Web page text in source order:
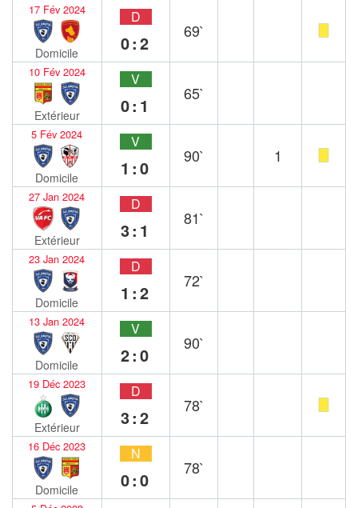
17 Fév 2024
Domicile
D
0:2
69`
10 Fév 2024
Extérieur
V
0:1
65`
5 Fév 2024
Domicile
V
1:0
90` 1
27 Jan 2024
Extérieur
D
3:1
81`
23 Jan 2024
Domicile
D
1:2
72`
13 Jan 2024
Domicile
V
2:0
90`
19 Déc 2023
Extérieur
D
3:2
78`
16 Déc 2023
Domicile
N
0:0
78`